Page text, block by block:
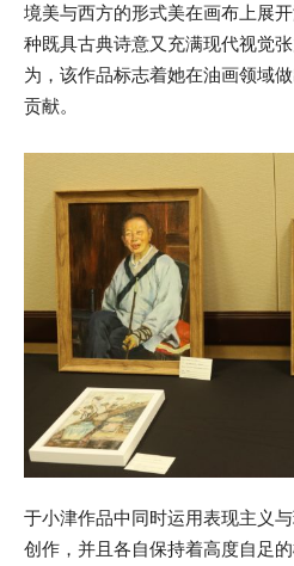
境美与西方的形式美在画布上展
种既具古典诗意又充满现代视觉
为，该作品标志着她在油画领域
贡献。
于小津作品中同时运用表现主义
创作，并且各自保持着高度自足